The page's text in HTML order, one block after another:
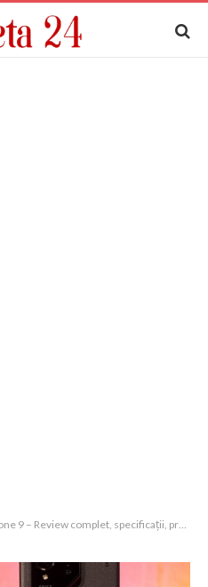
complet, specificații, preț și avantaje pentru gameri în România